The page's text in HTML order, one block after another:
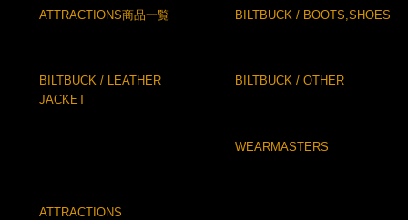
ATTRACTIONS商品一覧 BILTBUCK / BOOTS,SHOES
BILTBUCK / LEATHER
JACKET
BILTBUCK / OTHER
WEARMASTERS
ATTRACTIONS